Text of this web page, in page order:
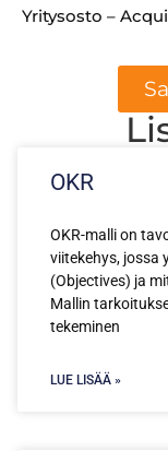
Yritysosto –
OKR
OKR-malli on
viitekehys, jossa
(Objectives) ja
Mallin
tekeminen
LUE LISÄÄ »